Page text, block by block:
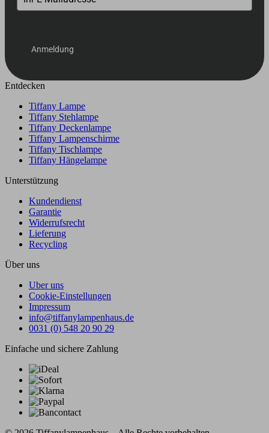
Anmeldung
Entdecken
Tiffany Lampe
Tiffany Stehlampe
Tiffany Deckenlampe
Tiffany Lampenschirme
Tiffany Tischlampe
Tiffany Hängelampe
Unterstützung
Kundendienst
Garantie
Widerrufsrecht
Lieferung
Recycling
Über uns
Uber uns
Cookie-Einstellungen
Impressum
info@tiffanylampenhaus.de
0031 (0) 548 20 90 29
Einfache und sichere Zahlung